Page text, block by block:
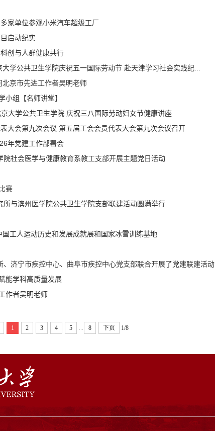
家单位参观小米汽车超级工厂
启动纪实
创与人群健康共行
学公共卫生学院庆祝五一国际劳动节 赴天津学习社会实践纪...
京市先进工作者吴明老师
组【名师讲堂】
学公共卫生学院 庆祝三八国际劳动妇女节健康讲座
大会第九次会议 第五届工会会员代表大会第九次会议召开
年党建工作部署会
社会医学与健康教育系教工支部开展主题党日活动
赛
与滨州医学院公共卫生学院支部联建活动圆满举行
工人运动历史和发展成就展和国家冰雪训练基地
济宁市疾控中心、曲阜市疾控中心党支部联合开展了党建联建活动
能学科高质量发展
作者吴明老师
1 2 3 4 5 ... 8 下页 1/8